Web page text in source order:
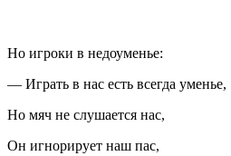
Но игроки в недоуменье:
— Играть в нас есть всегда уменье,
Но мяч не слушается нас,
Он игнорирует наш пас,